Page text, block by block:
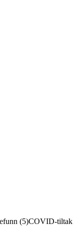
(5)COVID-tiltak